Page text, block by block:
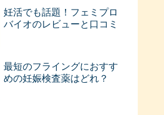
妊活でも話題！フェミプロ
バイオのレビューと口コミ
最短のフライングにおすす
めの妊娠検査薬はどれ？